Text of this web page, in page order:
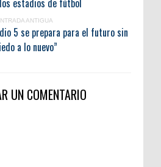
ANTIGUA
5 se prepara para el futuro sin
a lo nuevo”
UN COMENTARIO